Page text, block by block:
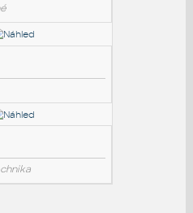
:
Jiné